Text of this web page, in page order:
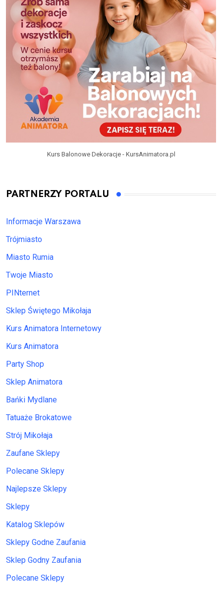
Kurs Balonowe Dekoracje - KursAnimatora.pl
PARTNERZY PORTALU
Informacje Warszawa
Trójmiasto
Miasto Rumia
Twoje Miasto
PINternet
Sklep Świętego Mikołaja
Kurs Animatora Internetowy
Kurs Animatora
Party Shop
Sklep Animatora
Bańki Mydlane
Tatuaże Brokatowe
Strój Mikołaja
Zaufane Sklepy
Polecane Sklepy
Najlepsze Sklepy
Sklepy
Katalog Sklepów
Sklepy Godne Zaufania
Sklep Godny Zaufania
Polecane Sklepy